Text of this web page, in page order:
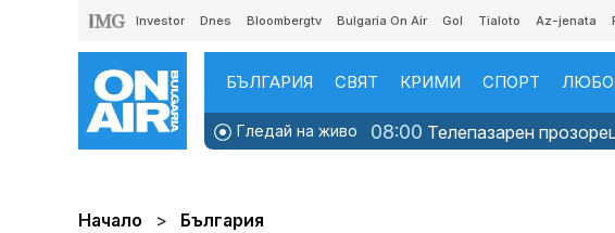
Investor Dnes Bloombergtv Bulgaria On Air Gol Tialoto Az-jenata
БЪЛГАРИЯ СВЯТ КРИМИ СПОРТ
Гледай на живо 08:00 Телепазарен
Начало България